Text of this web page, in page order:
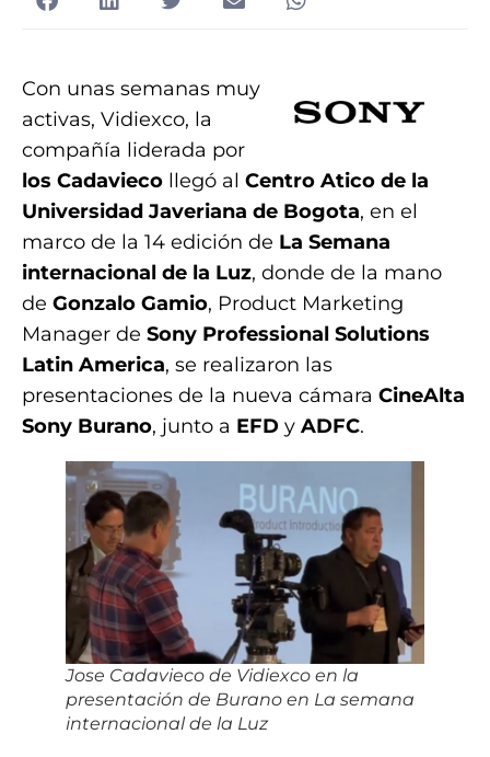
Con unas semanas muy
activas, Vidiexco, la
compañía liderada por
los Cadavieco llegó al Centro Atico de la
Universidad Javeriana de Bogota, en el
marco de la 14 edición de La Semana
internacional de la Luz, donde de la mano
de Gonzalo Gamio, Product Marketing
Manager de Sony Professional Solutions
Latin America, se realizaron las
presentaciones de la nueva cámara CineAlta
Sony Burano, junto a EFD y ADFC.
Jose Cadavieco de Vidiexco en la
presentación de Burano en La semana
internacional de la Luz